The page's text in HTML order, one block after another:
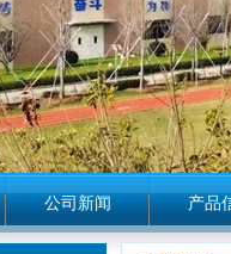
公司新闻 产品